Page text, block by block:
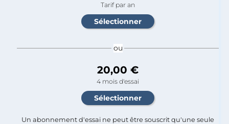
Tarif par an
ou
20,00 €
4 mois d'essai
Un abonnement d'essai ne peut être souscrit qu'une seule